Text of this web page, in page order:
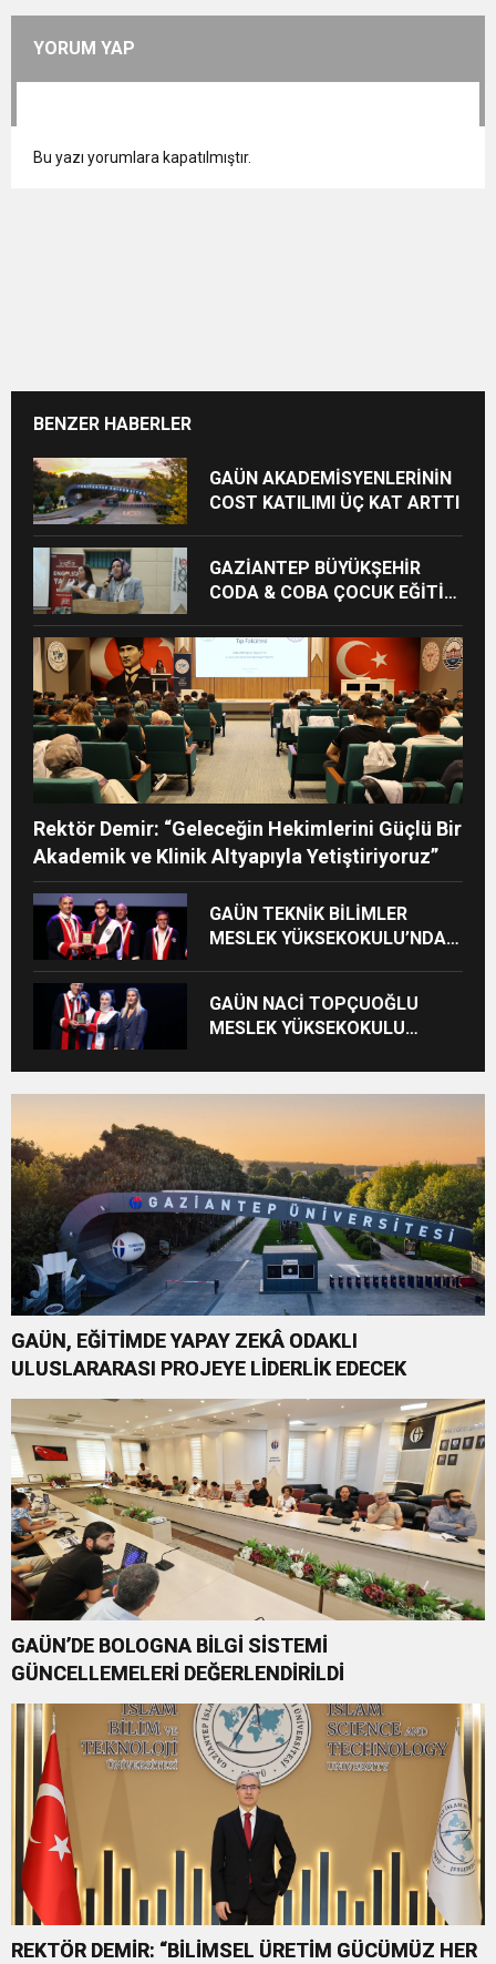
YORUM YAP
Bu yazı yorumlara kapatılmıştır.
BENZER HABERLER
GAÜN AKADEMİSYENLERİNİN
COST KATILIMI ÜÇ KAT ARTTI
GAZİANTEP BÜYÜKŞEHİR
CODA & COBA ÇOCUK EĞİTİM
HEYECANI
Rektör Demir: “Geleceğin Hekimlerini Güçlü Bir
Akademik ve Klinik Altyapıyla Yetiştiriyoruz”
GAÜN TEKNİK BİLİMLER
MESLEK YÜKSEKOKULU’NDA
GAÜN NACİ TOPÇUOĞLU
MESLEK YÜKSEKOKULU
GAÜN, EĞİTİMDE YAPAY ZEKÂ ODAKLI
ULUSLARARASI PROJEYE LİDERLİK EDECEK
GAÜN’DE BOLOGNA BİLGİ SİSTEMİ
GÜNCELLEMELERİ DEĞERLENDİRİLDİ
REKTÖR DEMİR: “BİLİMSEL ÜRETİM GÜCÜMÜZ HER